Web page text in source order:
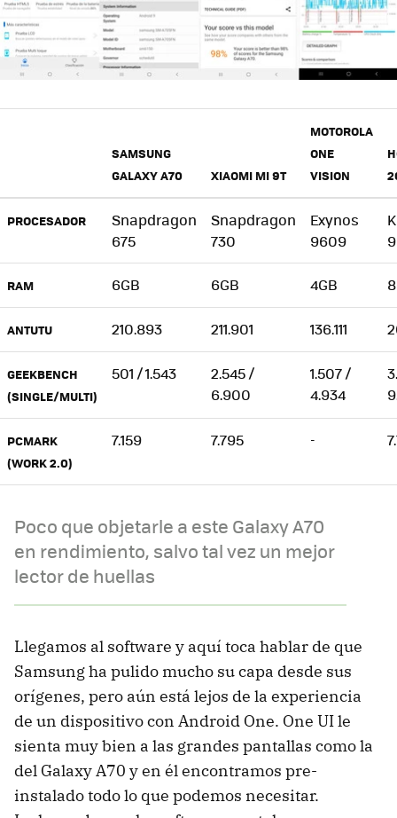
SAMSUNG
GALAXY A70
XIAOMI MI 9T
MOTOROLA
ONE
VISION
PROCESADOR
Snapdragon
675
Snapdragon
730
Exynos
9609
RAM 6GB 6GB 4GB
ANTUTU 210.893 211.901 136.111
GEEKBENCH
(SINGLE/MULTI)
501 / 1.543
2.545 /
6.900
1.507 /
4.934
PCMARK
(WORK 2.0)
7.159 7.795 -
Poco que objetarle a este Galaxy A70
en rendimiento, salvo tal vez un mejor
lector de huellas
Llegamos al software y aquí toca hablar de que
Samsung ha pulido mucho su capa desde sus
orígenes, pero aún está lejos de la experiencia
de un dispositivo con Android One. One UI le
sienta muy bien a las grandes pantallas como la
del Galaxy A70 y en él encontramos pre-
instalado todo lo que podemos necesitar.